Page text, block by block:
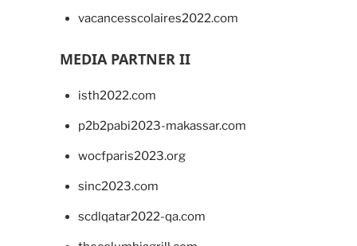
vacancesscolaires2022.com
MEDIA PARTNER II
isth2022.com
p2b2pabi2023-makassar.com
wocfparis2023.org
sinc2023.com
scdlqatar2022-qa.com